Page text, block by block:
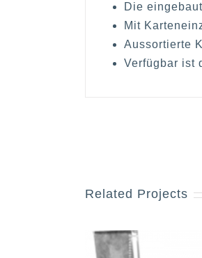
Die
Mit
Aussortierte
Verfügbar ist
Related Projects